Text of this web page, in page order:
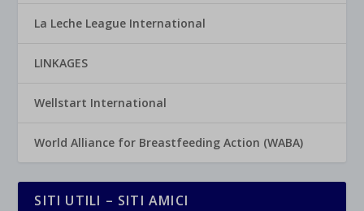
La Leche League International
LINKAGES
Wellstart International
World Alliance for Breastfeeding Action (WABA)
SITI UTILI – SITI AMICI